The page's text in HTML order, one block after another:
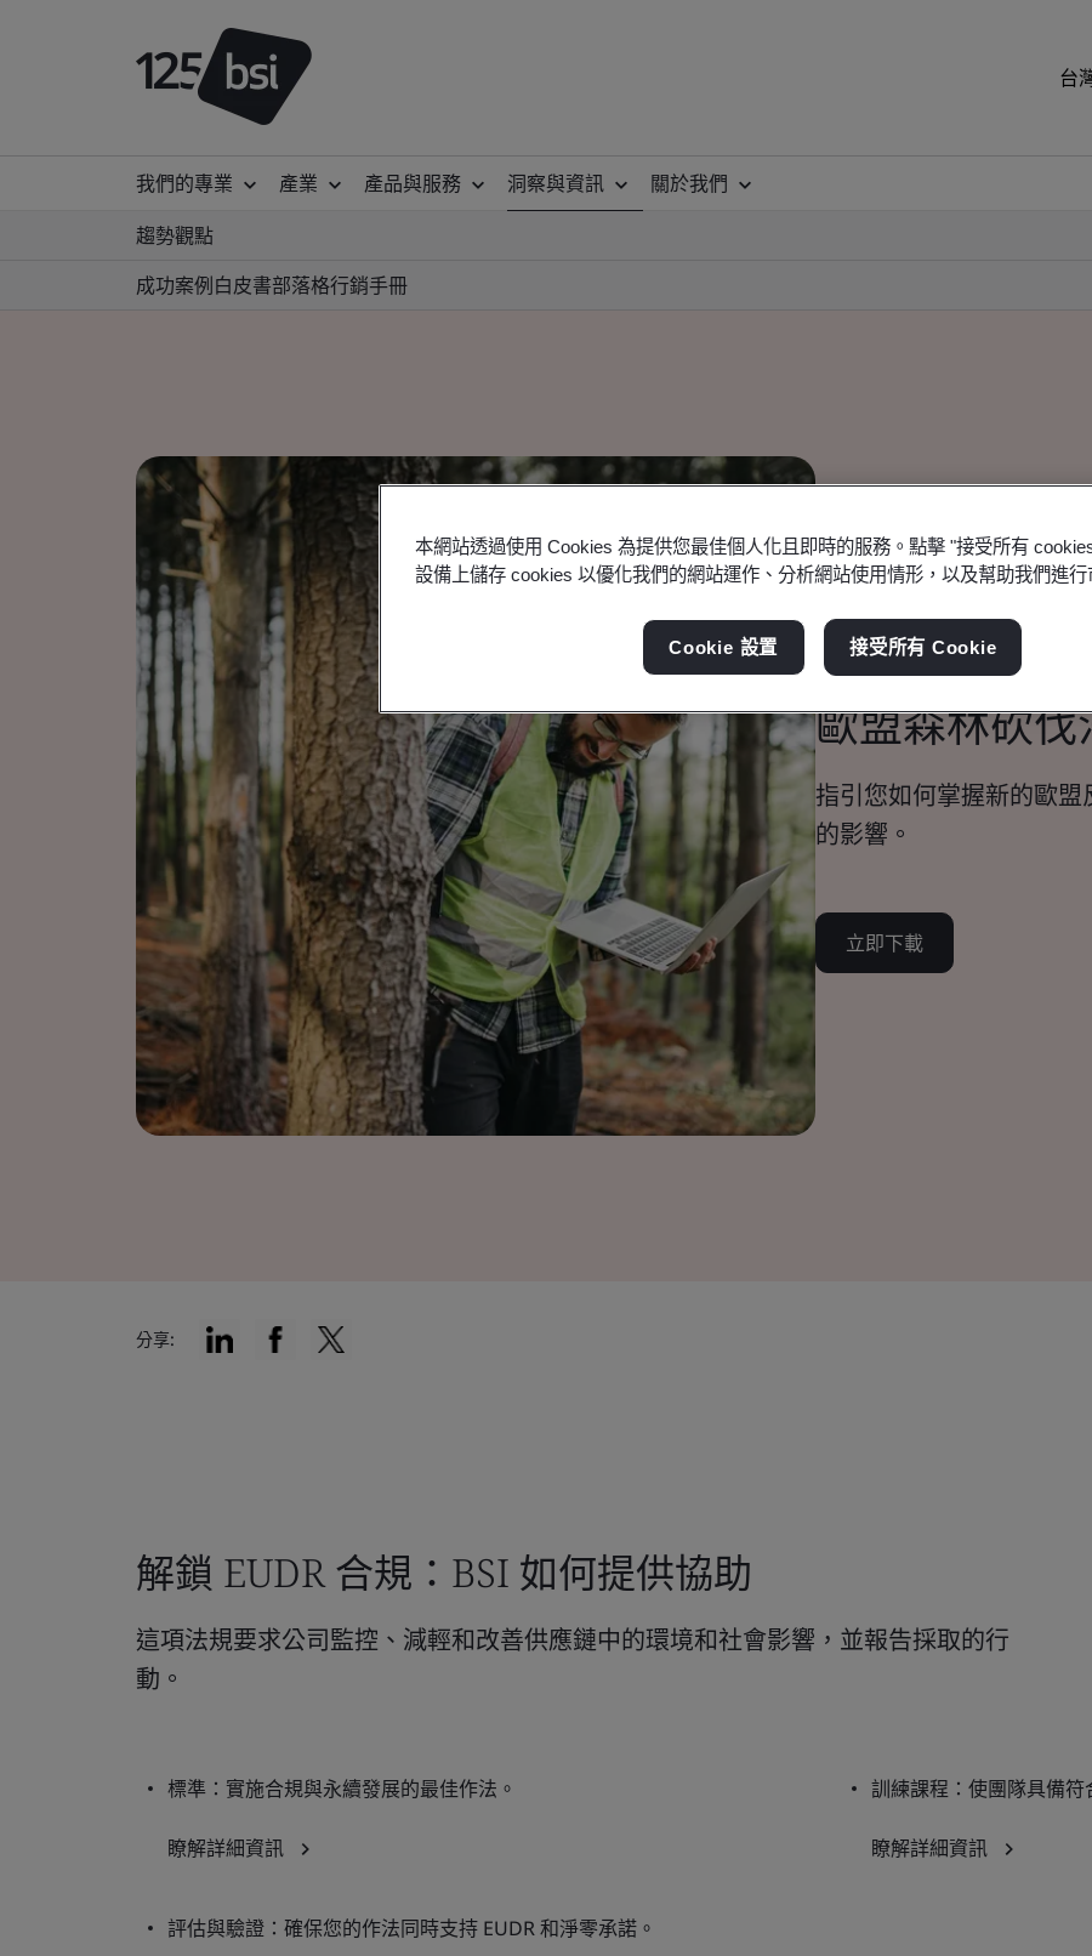
台
我們的專業 產業 產品與服務 洞察與資訊
關於我們
趨勢觀點
成功案例白皮書部落格行銷手冊
Whitepaper
環境管理
歐盟森林砍
指引您如何掌握新的歐盟
的影響。
立即下載
分享:
解鎖 EUDR 合規：BSI 如何提供協助
這項法規要求公司監控、減輕和改善供應鏈中的環境和社會影響，並報告採取的行
動。
標準：實施合規與永續發展的最佳作法。
瞭解詳細資訊
訓練課程：使團隊具備符
瞭解詳細資訊
評估與驗證：確保您的作法同時支持 EUDR 和淨零承諾。
本網站透過使用 Cookies 為提供您最佳個人化且即時的服務。點擊 "接受所有
設備上儲存 cookies 以優化我們的網站運作、分析網站使用情形，以及幫助我們進行
Cookie 設置 接受所有 Cookie